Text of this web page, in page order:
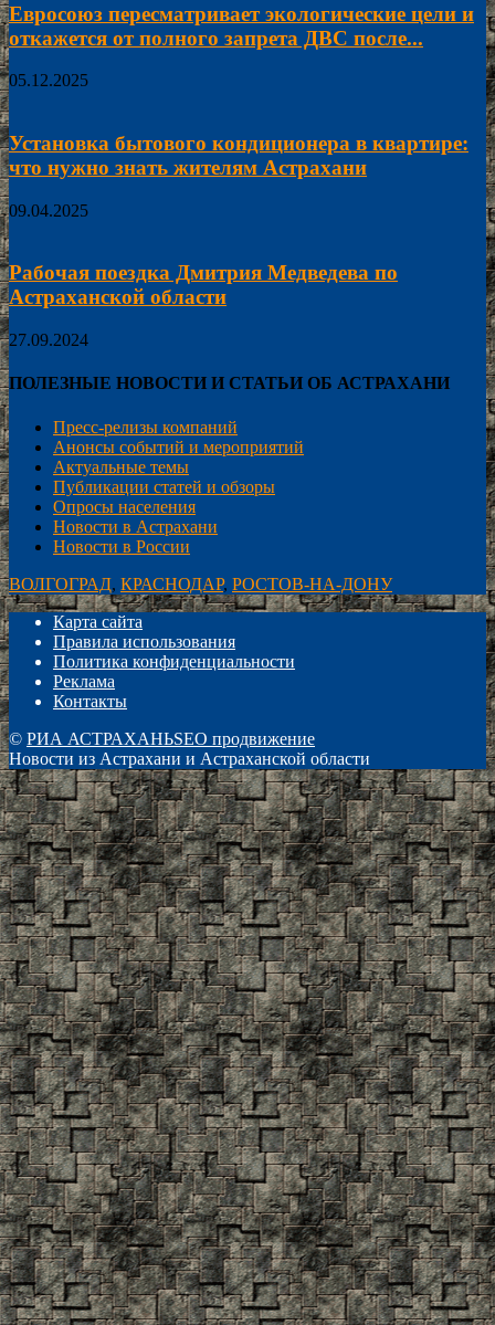
Евросоюз пересматривает экологические цели и
откажется от полного запрета ДВС после...
05.12.2025
Установка бытового кондиционера в квартире:
что нужно знать жителям Астрахани
09.04.2025
Рабочая поездка Дмитрия Медведева по
Астраханской области
27.09.2024
ПОЛЕЗНЫЕ НОВОСТИ И СТАТЬИ ОБ АСТРАХАНИ
Пресс-релизы компаний
Анонсы событий и мероприятий
Актуальные темы
Публикации статей и обзоры
Опросы населения
Новости в Астрахани
Новости в России
ВОЛГОГРАД, КРАСНОДАР, РОСТОВ-НА-ДОНУ
Карта сайта
Правила использования
Политика конфиденциальности
Реклама
Контакты
© РИА АСТРАХАНЬSEO продвижение
Новости из Астрахани и Астраханской области